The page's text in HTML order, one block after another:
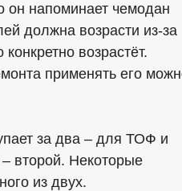
он напоминает чемодан
должна возрасти из-за
возрастёт.
применять его
за два – для ТОФ и
второй. Некоторые
из двух.